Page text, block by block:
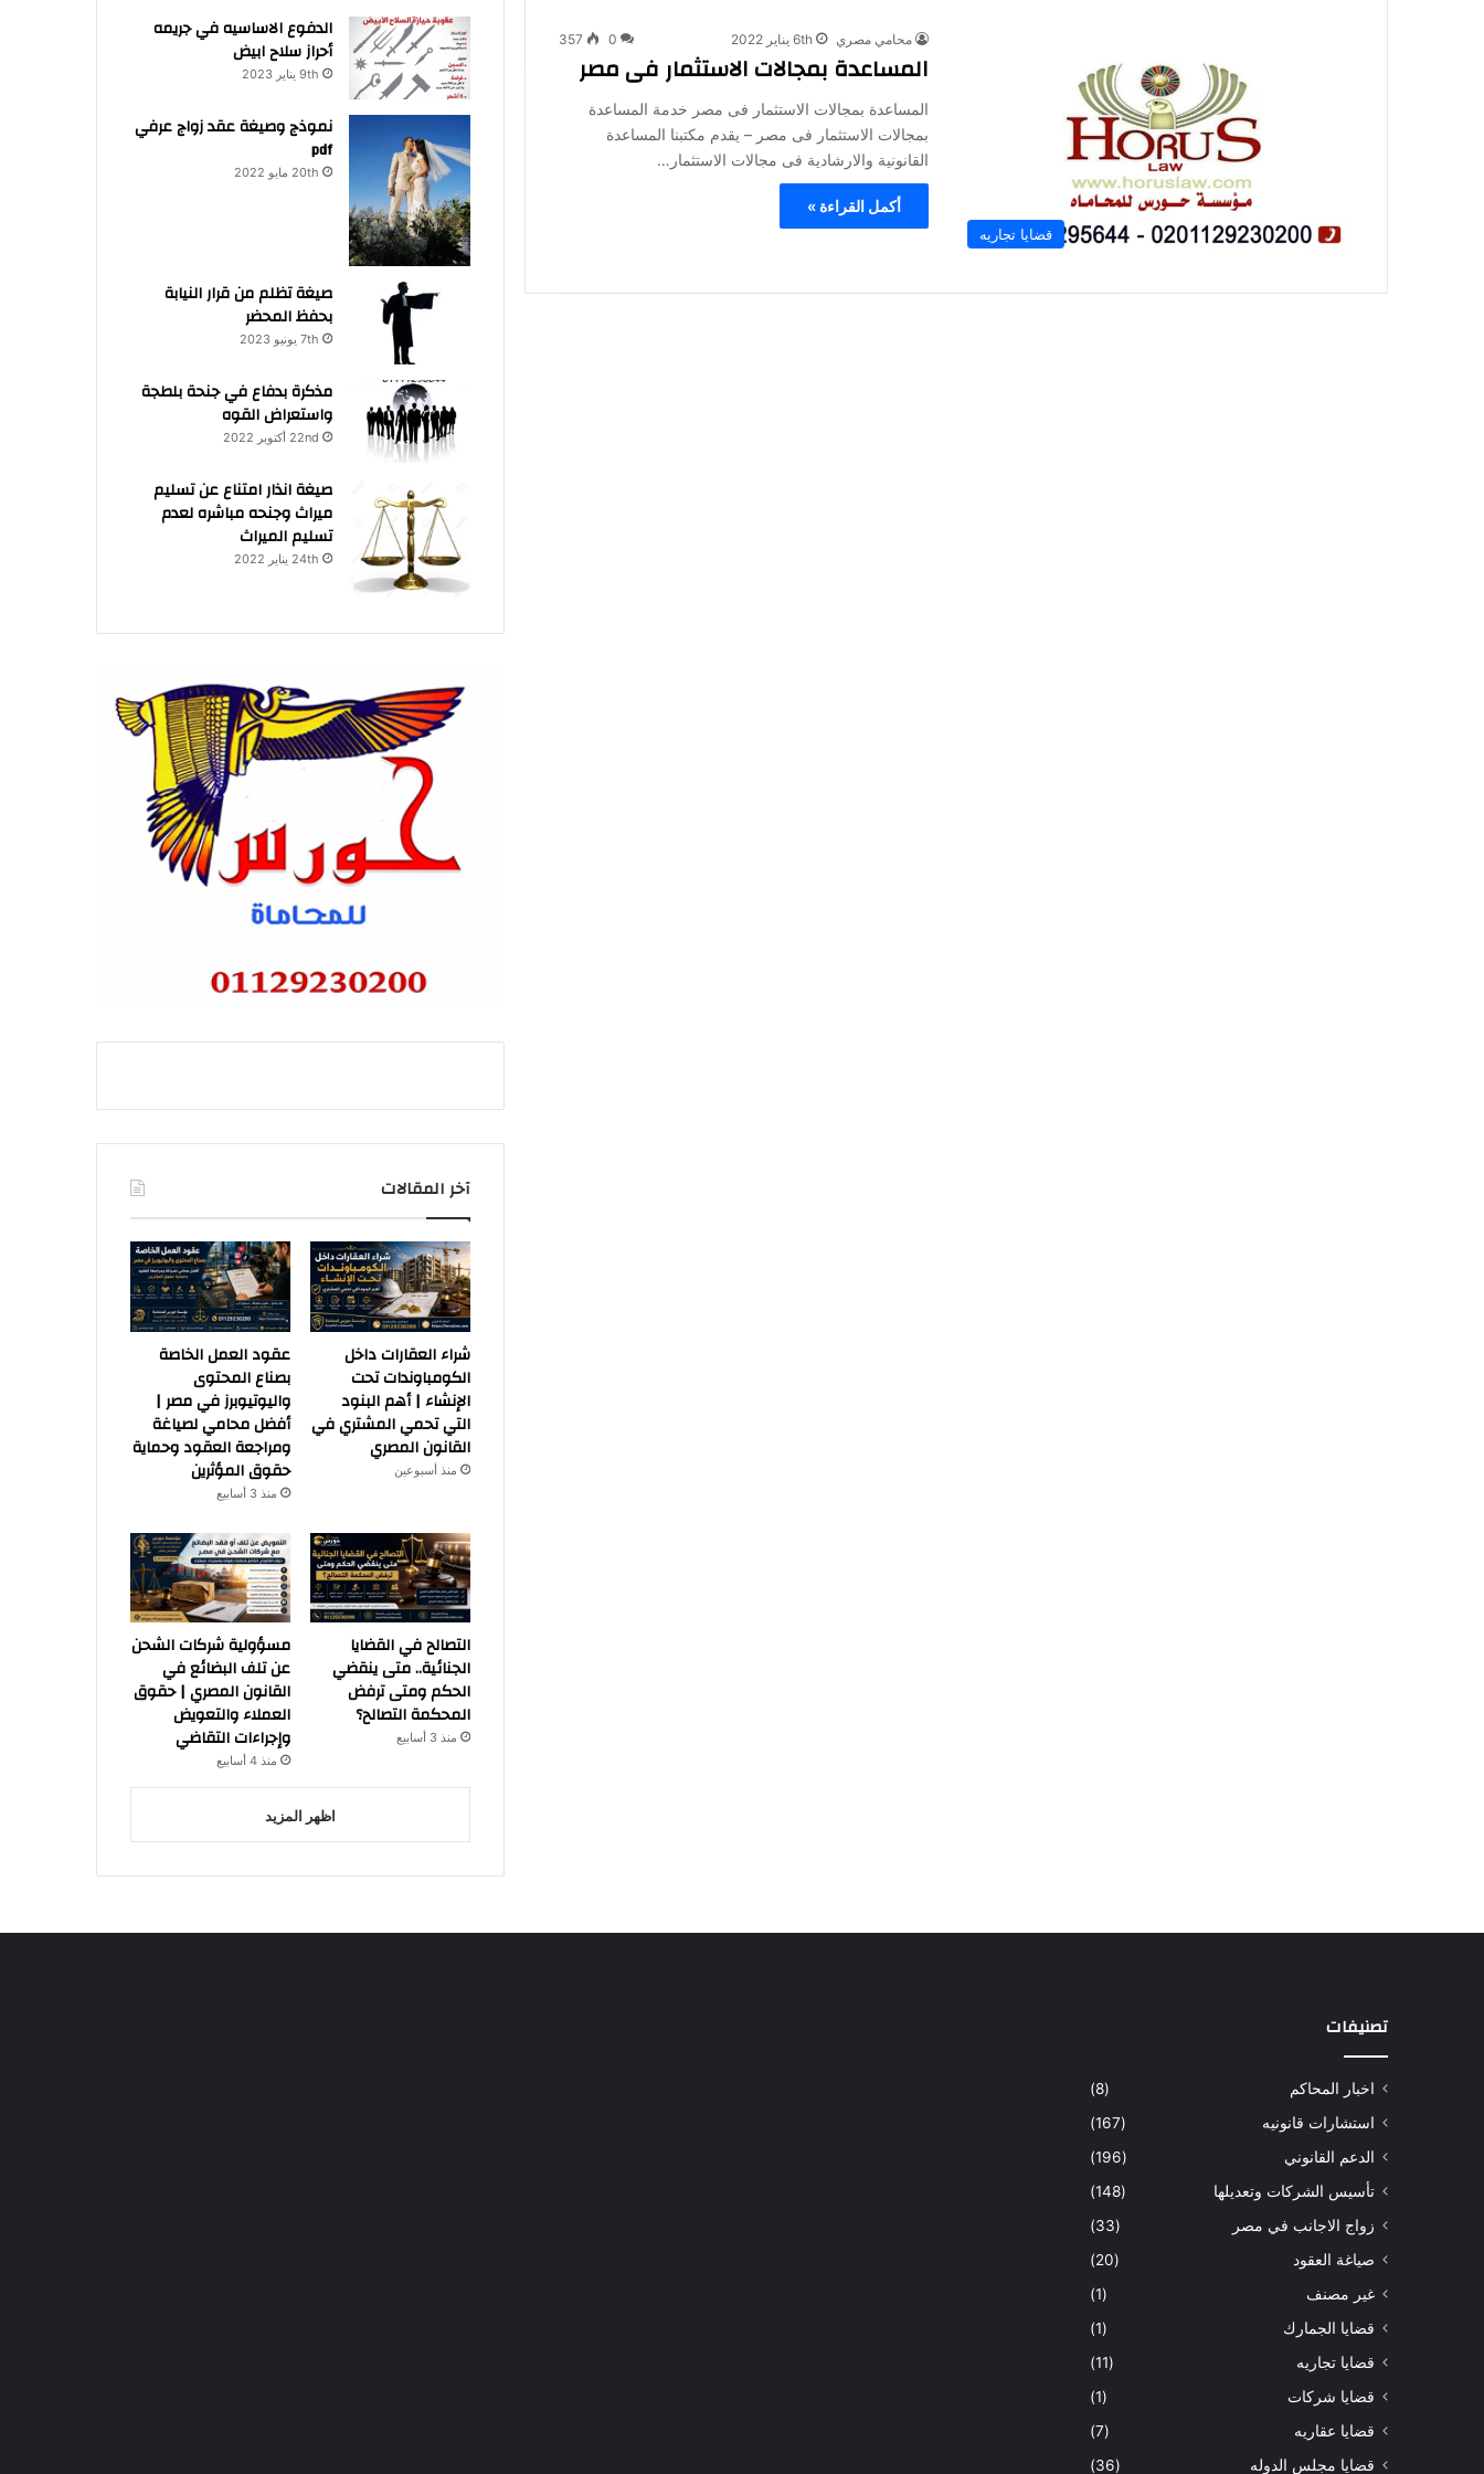
قضايا تجاريه
محامي مصري 6th يناير 2022 0
357
المساعدة بمجالات الاستثمار فى مصر
المساعدة بمجالات الاستثمار فى مصر خدمة المساعدة
بمجالات الاستثمار فى مصر – يقدم مكتبنا المساعدة
القانونية والارشادية فى مجالات الاستثمار…
أكمل القراءة »
الدفوع الاساسيه في جريمه
أحراز سلاح ابيض
9th يناير 2023
نموذج وصيغة عقد زواج عرفي
pdf
20th مايو 2022
صيغة تظلم من قرار النيابة
بحفظ المحضر
7th يونيو 2023
مذكرة بدفاع في جنحة بلطجة
واستعراض القوه
22nd أكتوبر 2022
صيغة انذار امتناع عن تسليم
ميراث وجنحه مباشره لعدم
تسليم الميراث
24th يناير 2022
آخر المقالات
شراء العقارات داخل
الكومباوندات تحت
الإنشاء | أهم البنود
التي تحمي المشتري في
القانون المصري
منذ أسبوعين
عقود العمل الخاصة
بصناع المحتوى
واليوتيوبرز في مصر |
أفضل محامي لصياغة
ومراجعة العقود وحماية
حقوق المؤثرين
منذ 3 أسابيع
التصالح في القضايا
الجنائية.. متى ينقضي
الحكم ومتى ترفض
المحكمة التصالح؟
منذ 3 أسابيع
مسؤولية شركات الشحن
عن تلف البضائع في
القانون المصري | حقوق
العملاء والتعويض
وإجراءات التقاضي
منذ 4 أسابيع
اظهر المزيد
تصنيفات
اخبار المحاكم
(8)
استشارات قانونيه
(167)
الدعم القانوني
(196)
تأسيس الشركات وتعديلها
(148)
زواج الاجانب في مصر
(33)
صياغة العقود
(20)
غير مصنف
(1)
قضايا الجمارك
(1)
قضايا تجاريه
(11)
قضايا شركات
(1)
قضايا عقاريه
(7)
قضايا مجلس الدوله
(36)